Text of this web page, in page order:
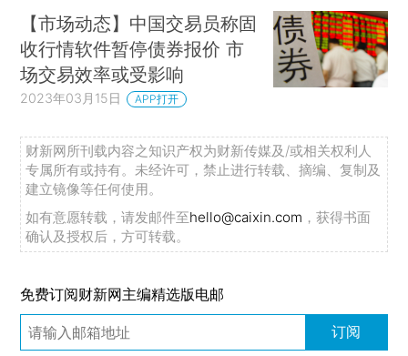
【市场动态】中国交易员称固
收行情软件暂停债券报价 市
场交易效率或受影响
2023年03月15日 APP打开
财新网所刊载内容之知识产权为财新传媒及/或相关权利人
专属所有或持有。未经许可，禁止进行转载、摘编、复制及
建立镜像等任何使用。
如有意愿转载，请发邮件至hello@caixin.com ，获得书面
确认及授权后，方可转载。
免费订阅财新网主编精选版电邮
订阅